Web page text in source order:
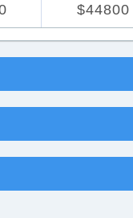
$44800